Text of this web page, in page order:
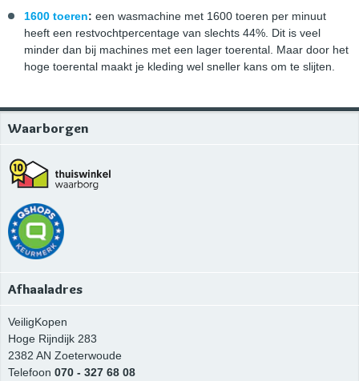
1600 toeren: een wasmachine met 1600 toeren per minuut
heeft een restvochtpercentage van slechts 44%. Dit is veel
minder dan bij machines met een lager toerental. Maar door het
hoge toerental maakt je kleding wel sneller kans om te slijten.
Waarborgen
Afhaaladres
VeiligKopen
Hoge Rijndijk 283
2382 AN Zoeterwoude
Telefoon 070 - 327 68 08